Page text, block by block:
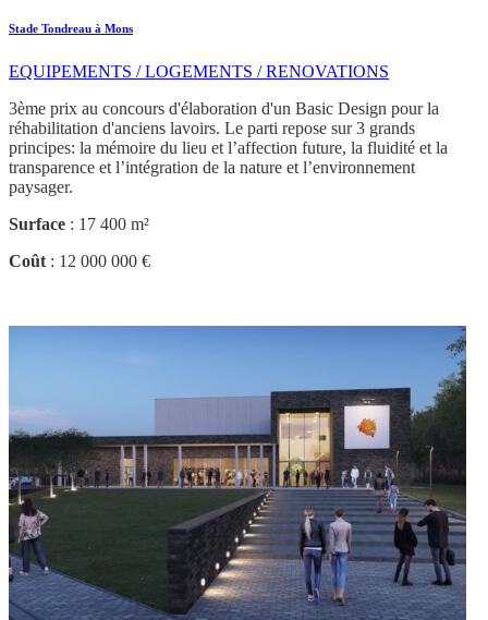
Stade Tondreau à Mons
EQUIPEMENTS / LOGEMENTS / RENOVATIONS
3ème prix au concours d'élaboration d'un Basic Design pour la
réhabilitation d'anciens lavoirs. Le parti repose sur 3 grands
principes: la mémoire du lieu et l’affection future, la fluidité et la
transparence et l’intégration de la nature et l’environnement
paysager.
Surface : 17 400 m²
Coût : 12 000 000 €